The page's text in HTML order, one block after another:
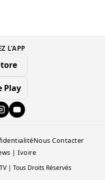
L’APP
Play
Nous Contacter
| Ivoire
| Tous Droits Réservés